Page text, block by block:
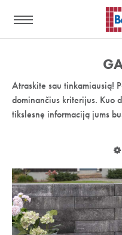
nuoroda:
Atraskite sau tinkamiausią!
dominančius kriterijus. Kuo
tikslesnę informaciją jums